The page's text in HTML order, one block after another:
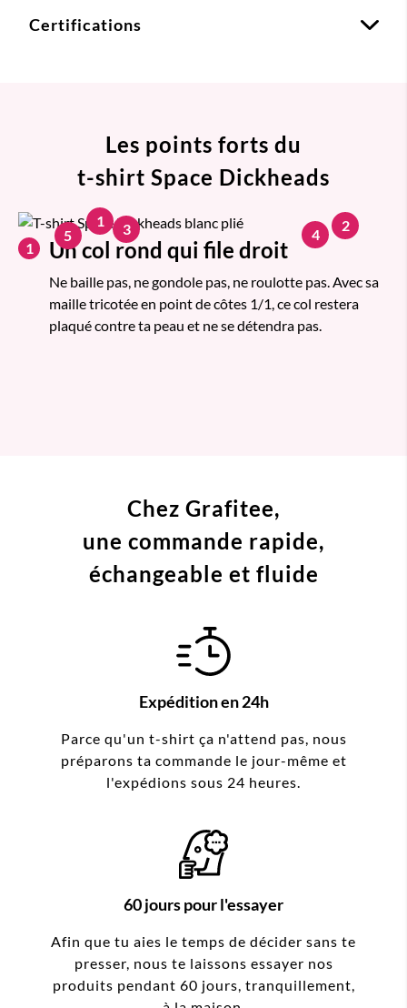
Certifications
Les points forts du
t-shirt Space Dickheads
1 Un col rond qui file droit
Ne baille pas, ne gondole pas, ne roulotte pas. Avec sa
maille tricotée en point de côtes 1/1, ce col restera
plaqué contre ta peau et ne se détendra pas.
1 2
3 4
5
Chez Grafitee,
une commande rapide,
échangeable et fluide
Expédition en 24h
Parce qu'un t-shirt ça n'attend pas, nous
préparons ta commande le jour-même et
l'expédions sous 24 heures.
60 jours pour l'essayer
Afin que tu aies le temps de décider sans te
presser, nous te laissons essayer nos
produits pendant 60 jours, tranquillement,